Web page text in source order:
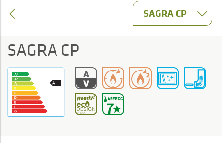
SAGRA CP
SAGRA CP